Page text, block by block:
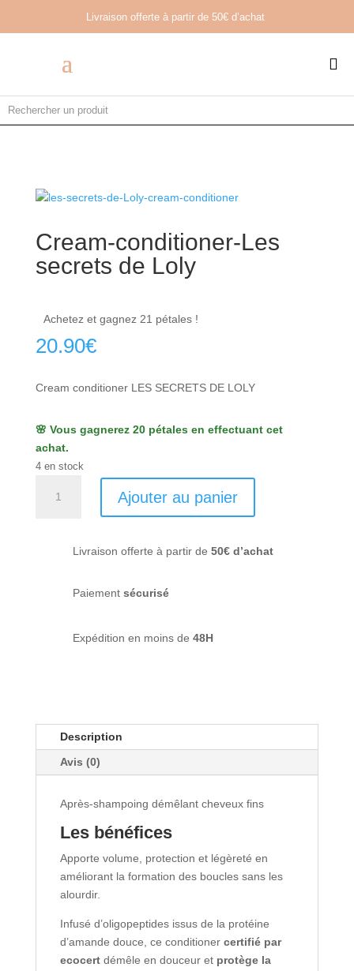
Livraison offerte à partir de 50€ d’achat

Cream-conditioner-Les
secrets de Loly
Achetez et gagnez 21 pétales !
20.90€
Cream conditioner LES SECRETS DE LOLY
🌸 Vous gagnerez 20 pétales en effectuant cet
achat.
4 en stock
Ajouter au panier
Livraison offerte à partir de 50€ d’achat
Paiement sécurisé
Expédition en moins de 48H
Description
Avis (0)
Après-shampoing démêlant cheveux fins
Les bénéfices
Apporte volume, protection et légèreté en
améliorant la formation des boucles sans les
alourdir.
Infusé d’oligopeptides issus de la protéine
d’amande douce, ce conditioner certifié par
ecocertdémêle en douceur et protège la